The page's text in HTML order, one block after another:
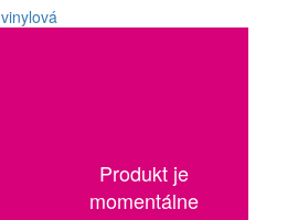
Produkt je
momentálne